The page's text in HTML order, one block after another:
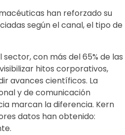
han reforzado su
según el canal, el tipo de
con más del 65% de las
hitos corporativos,
avances científicos. La
y de comunicación
marcan la diferencia. Kern
datos han obtenido: